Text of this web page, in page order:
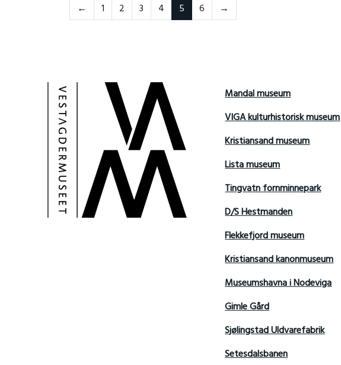
← Neste1 2 3 4 5 6 →
Mandal museum
VIGA kulturhistorisk museum
Kristiansand museum
Lista museum
Tingvatn fornminnepark
D/S Hestmanden
Flekkefjord museum
Kristiansand kanonmuseum
Museumshavna i Nodeviga
Gimle Gård
Sjølingstad Uldvarefabrik
Setesdalsbanen